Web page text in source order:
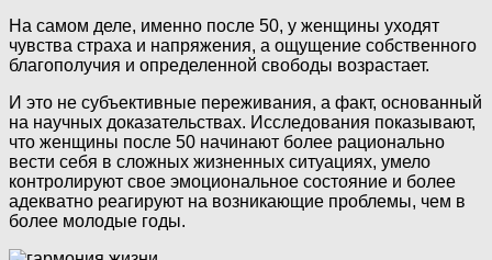
На самом деле, именно после 50, у женщины уходят
чувства страха и напряжения, а ощущение собственного
благополучия и определенной свободы возрастает.
И это не субъективные переживания, а факт, основанный
на научных доказательствах. Исследования показывают,
что женщины после 50 начинают более рационально
вести себя в сложных жизненных ситуациях, умело
контролируют свое эмоциональное состояние и более
адекватно реагируют на возникающие проблемы, чем в
более молодые годы.